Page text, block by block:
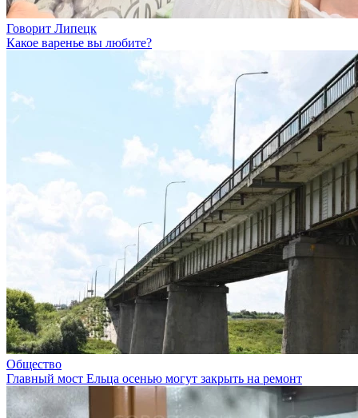
Говорит Липецк
Какое варенье вы любите?
Общество
Главный мост Ельца осенью могут закрыть на ремонт